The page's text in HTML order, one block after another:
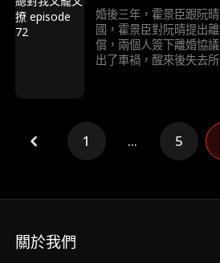
婚後三年，霍景臣跟阮
國，霍景臣對阮晴提出
償，兩個人簽下離婚協
出了車禍，醒來後失去
1 ... 5
關於我們